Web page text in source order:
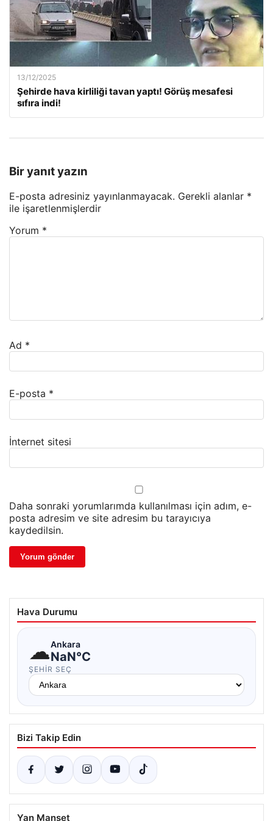
13/12/2025
Şehirde hava kirliliği tavan yaptı! Görüş mesafesi
sıfıra indi!
Bir yanıt yazın
E-posta adresiniz yayınlanmayacak. Gerekli alanlar *
ile işaretlenmişlerdir
Yorum *
Ad *
E-posta *
İnternet sitesi
Daha sonraki yorumlarımda kullanılması için adım, e-
posta adresim ve site adresim bu tarayıcıya
kaydedilsin.
Hava Durumu
☁Ankara
NaN°C
ŞEHIR SEÇ
Bizi Takip Edin
Yan Manşet